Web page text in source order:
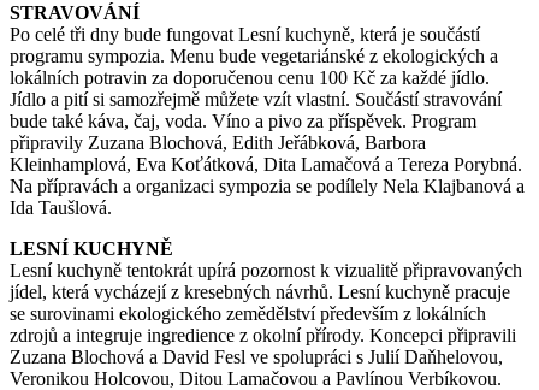
STRAVOVÁNÍ
Po celé tři dny bude fungovat Lesní kuchyně, která je součástí
programu sympozia. Menu bude vegetariánské z ekologických a
lokálních potravin za doporučenou cenu 100 Kč za každé jídlo.
Jídlo a pití si samozřejmě můžete vzít vlastní. Součástí stravování
bude také káva, čaj, voda. Víno a pivo za příspěvek. Program
připravily Zuzana Blochová, Edith Jeřábková, Barbora
Kleinhamplová, Eva Koťátková, Dita Lamačová a Tereza Porybná.
Na přípravách a organizaci sympozia se podílely Nela Klajbanová a
Ida Taušlová.
LESNÍ KUCHYNĚ
Lesní kuchyně tentokrát upírá pozornost k vizualitě připravovaných
jídel, která vycházejí z kresebných návrhů. Lesní kuchyně pracuje
se surovinami ekologického zemědělství především z lokálních
zdrojů a integruje ingredience z okolní přírody. Koncepci připravili
Zuzana Blochová a David Fesl ve spolupráci s Julií Daňhelovou,
Veronikou Holcovou, Ditou Lamačovou a Pavlínou Verbíkovou.